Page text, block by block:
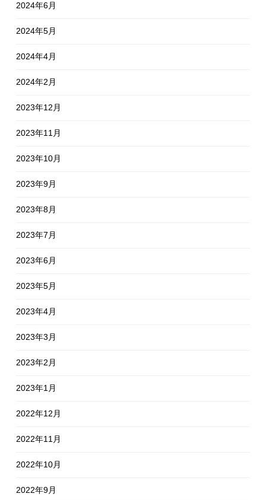
2024年6月
2024年5月
2024年4月
2024年2月
2023年12月
2023年11月
2023年10月
2023年9月
2023年8月
2023年7月
2023年6月
2023年5月
2023年4月
2023年3月
2023年2月
2023年1月
2022年12月
2022年11月
2022年10月
2022年9月